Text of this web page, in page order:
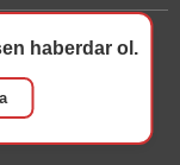
tarafınıza
Saklıdır.
haberdar ol.